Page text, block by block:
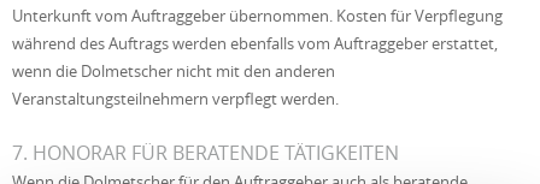
Unterkunft vom Auftraggeber übernommen. Kosten für Verpflegung
während des Auftrags werden ebenfalls vom Auftraggeber erstattet,
wenn die Dolmetscher nicht mit den anderen
Veranstaltungsteilnehmern verpflegt werden.
7. HONORAR FÜR BERATENDE TÄTIGKEITEN